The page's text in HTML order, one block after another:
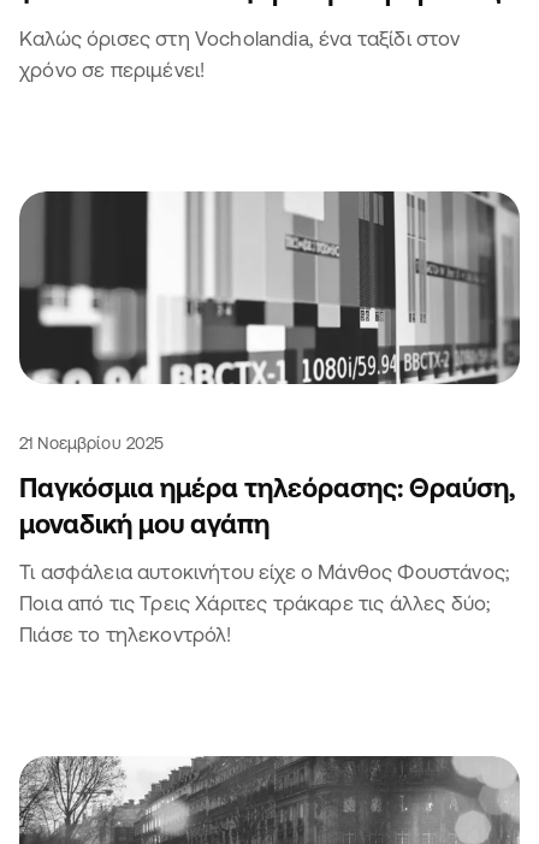
Καλώς όρισες στη Vocholandia, ένα ταξίδι στον
χρόνο σε περιμένει!
21 Νοεμβρίου 2025
Παγκόσμια ημέρα τηλεόρασης: Θραύση,
μοναδική μου αγάπη
Τι ασφάλεια αυτοκινήτου είχε ο Μάνθος Φουστάνος;
Ποια από τις Τρεις Χάριτες τράκαρε τις άλλες δύο;
Πιάσε το τηλεκοντρόλ!